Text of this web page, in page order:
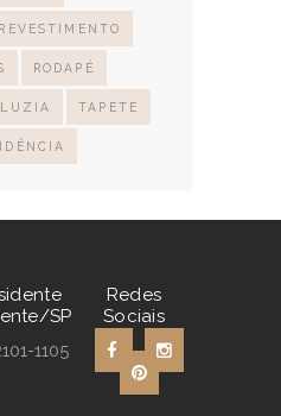
REVESTIMENTO
RODAPÉ
TAPETE
SP
1105
Redes
Sociais